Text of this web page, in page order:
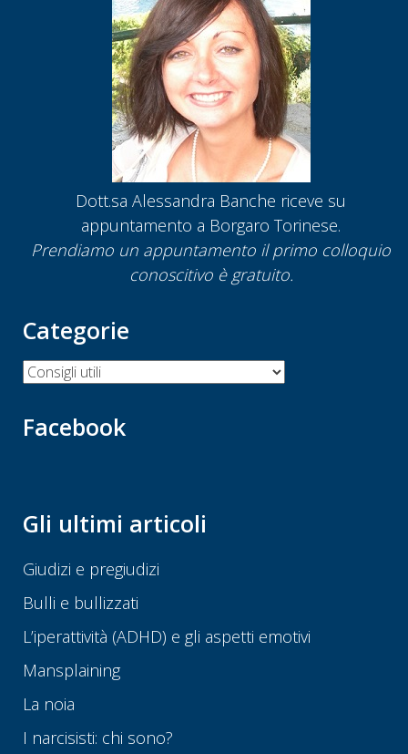
Dott.sa Alessandra Banche riceve su
appuntamento a Borgaro Torinese.
Prendiamo un appuntamento il primo colloquio
conoscitivo è gratuito.
Categorie
Categorie
Facebook
Gli ultimi articoli
Giudizi e pregiudizi
Bulli e bullizzati
L’iperattività (ADHD) e gli aspetti emotivi
Mansplaining
La noia
I narcisisti: chi sono?